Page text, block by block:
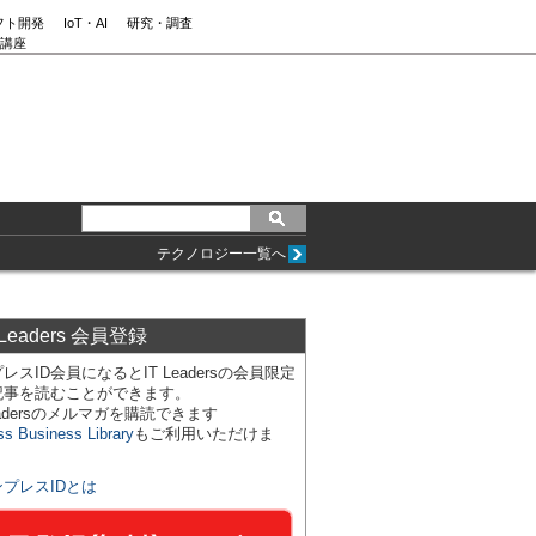
ト開発 IoT・AI
研究・調査
座
テクノロジー一覧へ
会員登録
スID会員になるとIT Leadersの会員限定
を読むことができます。
のメルマガを購読できます
Business Libraryもご利用いただけま
プレスIDとは